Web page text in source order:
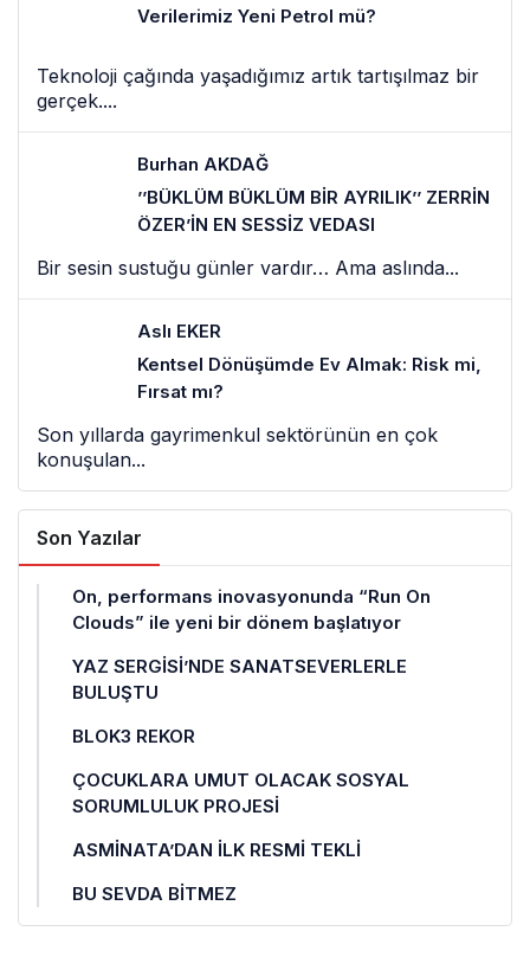
Verilerimiz Yeni Petrol mü?
Teknoloji çağında yaşadığımız artık tartışılmaz bir
gerçek....
Burhan AKDAĞ
’’BÜKLÜM BÜKLÜM BİR AYRILIK’’ ZERRİN
ÖZER’İN EN SESSİZ VEDASI
Bir sesin sustuğu günler vardır… Ama aslında...
Aslı EKER
Kentsel Dönüşümde Ev Almak: Risk mi,
Fırsat mı?
Son yıllarda gayrimenkul sektörünün en çok
konuşulan...
Son Yazılar
On, performans inovasyonunda “Run On
Clouds” ile yeni bir dönem başlatıyor
YAZ SERGİSİ’NDE SANATSEVERLERLE
BULUŞTU
BLOK3 REKOR
ÇOCUKLARA UMUT OLACAK SOSYAL
SORUMLULUK PROJESİ
ASMİNATA’DAN İLK RESMİ TEKLİ
BU SEVDA BİTMEZ